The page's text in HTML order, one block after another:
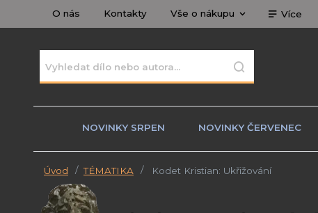
O nás Kontakty Vše o nákupu Více
NOVINKY SRPEN NOVINKY ČERVENEC
Úvod TÉMATIKA Kodet Kristian: Ukřižování